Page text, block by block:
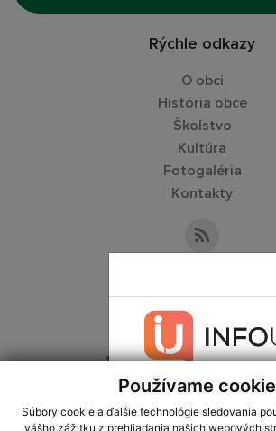
Používame
Súbory cookie a ďalšie technológie sledovania
vášho zážitku z prehliadania našich webových
Rýchle odkazy
O obci
História obce
Školstvo
Kultúra
Fotogaléria
Kontakty
+421 56 67 91 232